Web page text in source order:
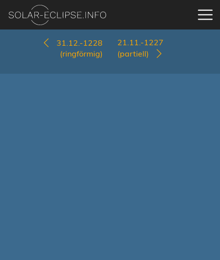
31.12.-1228
(ringförmig)
21.11.-1227
(partiell)